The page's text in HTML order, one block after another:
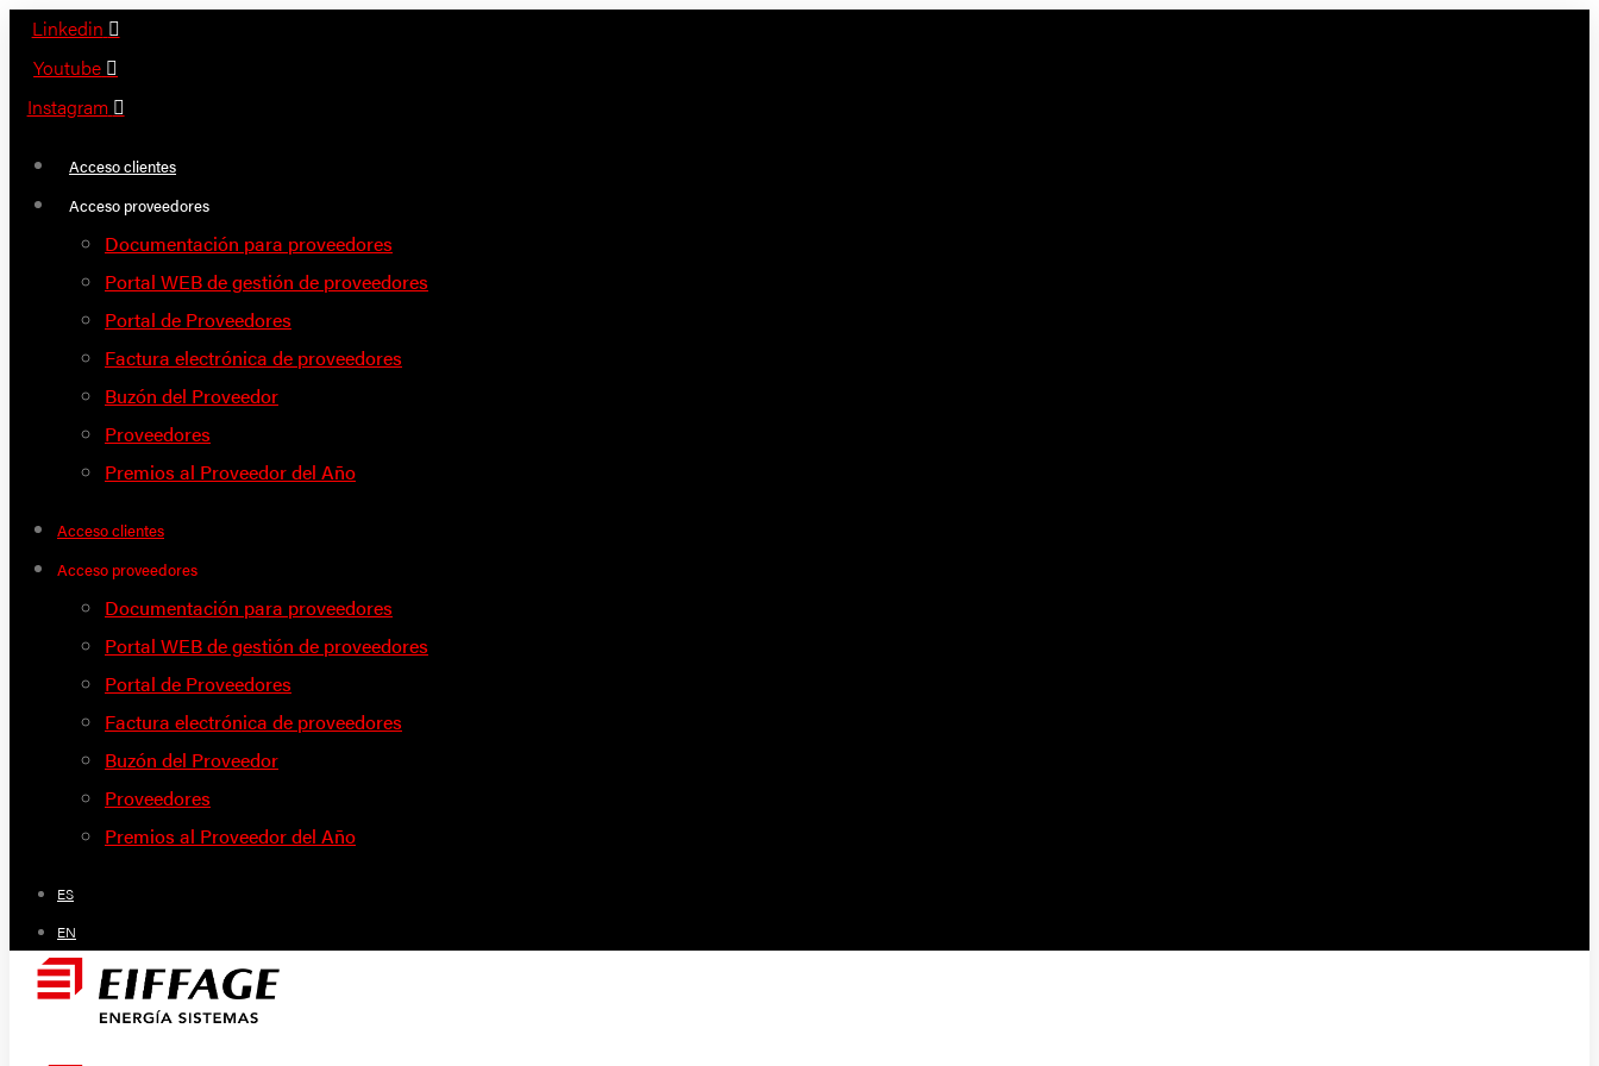
Saltar
contenido
Linkedin
Youtube
Instagram
Acceso clientes
Acceso proveedores
Documentación para proveedores
Portal WEB de gestión de proveedores
Portal de Proveedores
Factura electrónica de proveedores
Buzón del Proveedor
Proveedores
Premios al Proveedor del Año
Acceso clientes
Acceso proveedores
Documentación para proveedores
Portal WEB de gestión de proveedores
Portal de Proveedores
Factura electrónica de proveedores
Buzón del Proveedor
Proveedores
Premios al Proveedor del Año
ES
EN